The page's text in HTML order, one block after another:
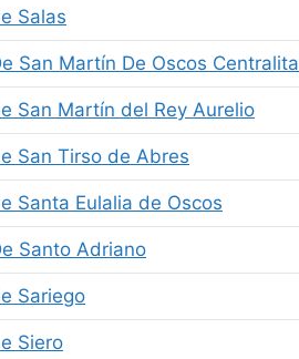
Salas
San Martín De Oscos Centralita
San Martín del Rey Aurelio
San Tirso de Abres
Santa Eulalia de Oscos
Santo Adriano
Sariego
Siero